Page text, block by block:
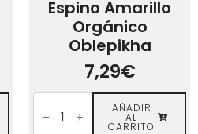
Espino Amarillo
Orgánico
Oblepikha
7,29€
Espuma
Baño
AÑADIR
AL
CARRITO